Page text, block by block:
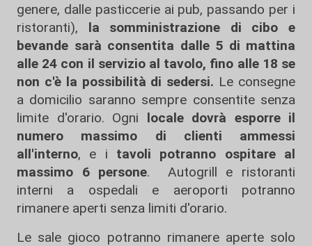
genere, dalle pasticcerie ai pub, passando per i
ristoranti), la somministrazione di cibo e
bevande sarà consentita dalle 5 di mattina
alle 24 con il servizio al tavolo, fino alle 18 se
non c'è la possibilità di sedersi. Le consegne
a domicilio saranno sempre consentite senza
limite d'orario. Ogni locale dovrà esporre il
numero massimo di clienti ammessi
all'interno, e i tavoli potranno ospitare al
massimo 6 persone. Autogrill e ristoranti
interni a ospedali e aeroporti potranno
rimanere aperti senza limiti d'orario.
Le sale gioco potranno rimanere aperte solo